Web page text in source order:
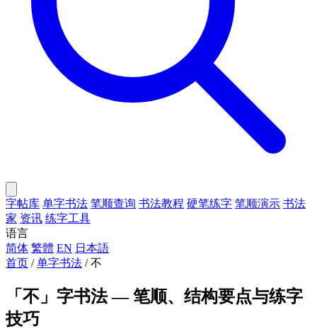
字帖库 单字书法 笔顺查询 书法教程 硬笔练字 笔顺演示 书法
家 资讯 练字工具
语言
简体 繁體 EN 日本語
首页 / 单字书法 / 不
「不」字书法 — 笔顺、结构要点与练字
技巧